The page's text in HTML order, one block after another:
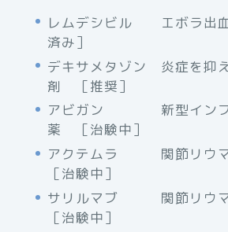
レムデシビル エボラ出
済み］
デキサメタゾン 炎症を抑
剤 ［推奨］
アビガン 新型インフ
薬 ［治験中］
アクテムラ 関節リウ
［治験中］
サリルマブ 関節リウマ
［治験中］